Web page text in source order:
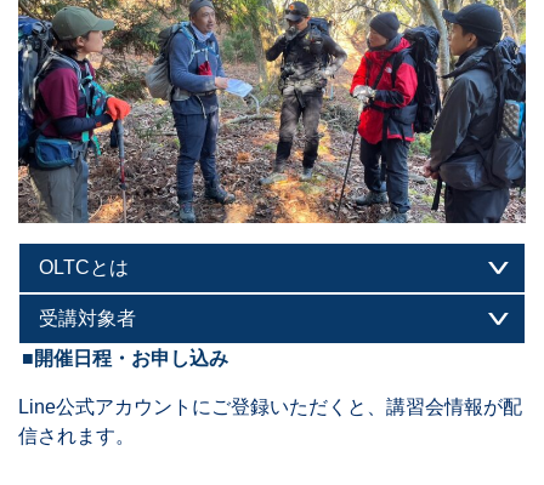
OLTCとは
受講対象者
■開催日程・お申し込み
Line公式アカウントにご登録いただくと、講習会情報が配
信されます。